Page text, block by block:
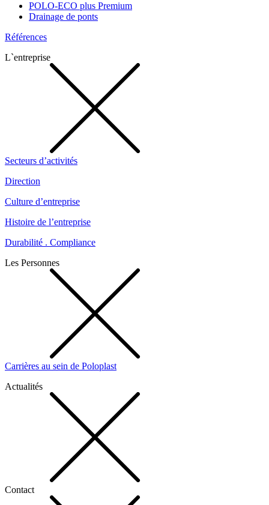
POLO-ECO plus Premium
Drainage de ponts
Références
L`entreprise
Secteurs d’activités
Direction
Culture d’entreprise
Histoire de l’entreprise
Durabilité . Compliance
Les Personnes
Carrières au sein de Poloplast
Actualités
Contact